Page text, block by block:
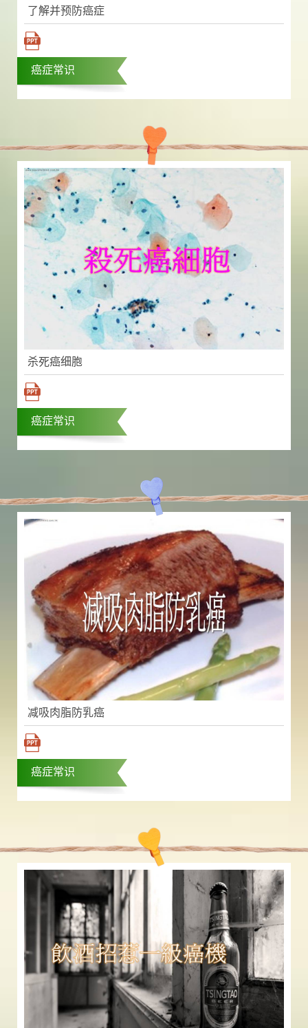
了解并预防癌症
癌症常识
杀死癌细胞
癌症常识
减吸肉脂防乳癌
癌症常识